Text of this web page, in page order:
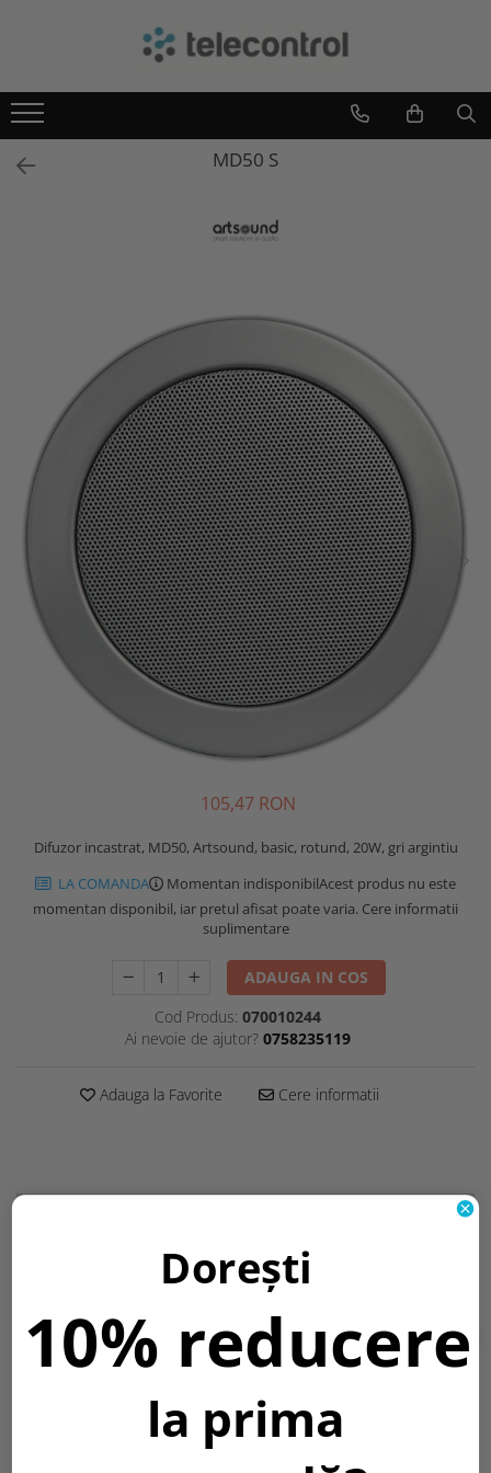
Teleco Automation
Teletask
Artsound
MD50 S
105,47 RON
Difuzor incastrat, MD50, Artsound, basic, rotund, 20W, gri argintiu
LA COMANDA
Momentan indisponibilAcest produs nu este
momentan disponibil, iar pretul afisat poate varia. Cere informatii
suplimentare
ADAUGA IN COS
Cod Produs: 070010244
Ai nevoie de ajutor? 0758235119
Adauga la Favorite Cere informatii
Doar o idee mai mare decat un spot luminos, MD50 genereaza un
sunet deosebit de calduros. Acest fapt il face ideal pentru
si arhitectura joaca un rol important.
Informatii conformitate produs
Dorești
10% reducere
la prima